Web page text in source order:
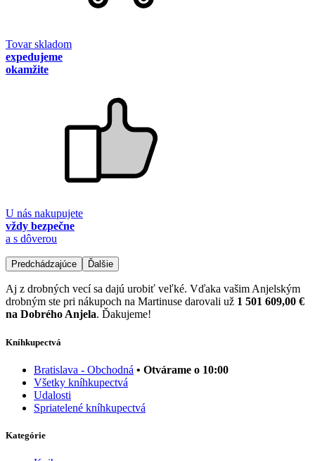
Tovar skladom
expedujeme
okamžite
U nás nakupujete
vždy bezpečne
a s dôverou
Predchádzajúce Ďalšie
Aj z drobných vecí sa dajú urobiť veľké. Vďaka vašim Anjelským
drobným ste pri nákupoch na Martinuse darovali už 1 501 609,00 €
na Dobrého Anjela. Ďakujeme!
Kníhkupectvá
Bratislava - Obchodná • Otvárame o 10:00
Všetky kníhkupectvá
Udalosti
Spriatelené kníhkupectvá
Kategórie